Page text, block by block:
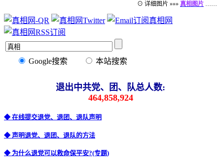
⊙ 详细图片 »»» 真相图片 ……
Google搜索 本站搜索
退出中共党、团、队总人数:
464,858,924
◆ 在线提交退党、退团、退队声明
◆ 声明退党、退团、退队的方法
◆ 为什么退党可以救命保平安?(专题)